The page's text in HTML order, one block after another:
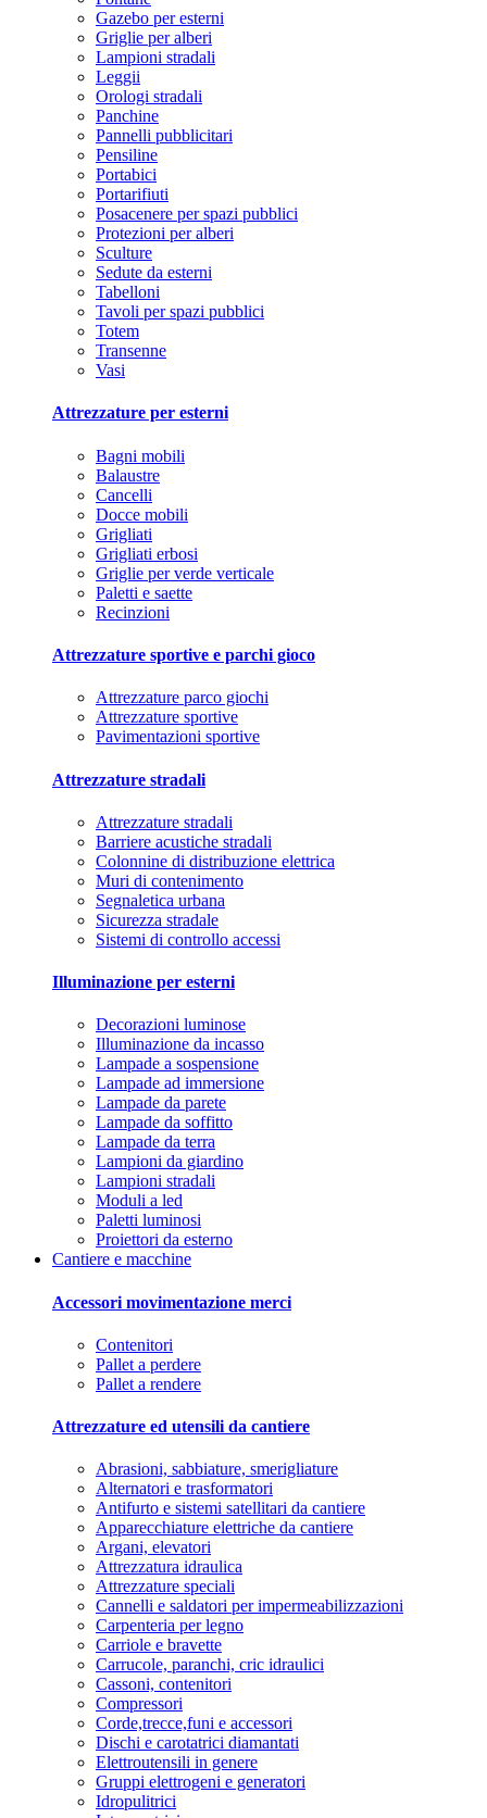
Gazebo per esterni
Griglie per alberi
Lampioni stradali
Leggii
Orologi stradali
Panchine
Pannelli pubblicitari
Pensiline
Portabici
Portarifiuti
Posacenere per spazi pubblici
Protezioni per alberi
Sculture
Sedute da esterni
Tabelloni
Tavoli per spazi pubblici
Totem
Transenne
Vasi
Attrezzature per esterni
Bagni mobili
Balaustre
Cancelli
Docce mobili
Grigliati
Grigliati erbosi
Griglie per verde verticale
Paletti e saette
Recinzioni
Attrezzature sportive e parchi gioco
Attrezzature parco giochi
Attrezzature sportive
Pavimentazioni sportive
Attrezzature stradali
Attrezzature stradali
Barriere acustiche stradali
Colonnine di distribuzione elettrica
Muri di contenimento
Segnaletica urbana
Sicurezza stradale
Sistemi di controllo accessi
Illuminazione per esterni
Decorazioni luminose
Illuminazione da incasso
Lampade a sospensione
Lampade ad immersione
Lampade da parete
Lampade da soffitto
Lampade da terra
Lampioni da giardino
Lampioni stradali
Moduli a led
Paletti luminosi
Proiettori da esterno
Cantiere e macchine
Accessori movimentazione merci
Contenitori
Pallet a perdere
Pallet a rendere
Attrezzature ed utensili da cantiere
Abrasioni, sabbiature, smerigliature
Alternatori e trasformatori
Antifurto e sistemi satellitari da cantiere
Apparecchiature elettriche da cantiere
Argani, elevatori
Attrezzatura idraulica
Attrezzature speciali
Cannelli e saldatori per impermeabilizzazioni
Carpenteria per legno
Carriole e bravette
Carrucole, paranchi, cric idraulici
Cassoni, contenitori
Compressori
Corde,trecce,funi e accessori
Dischi e carotatrici diamantati
Elettroutensili in genere
Gruppi elettrogeni e generatori
Idropulitrici